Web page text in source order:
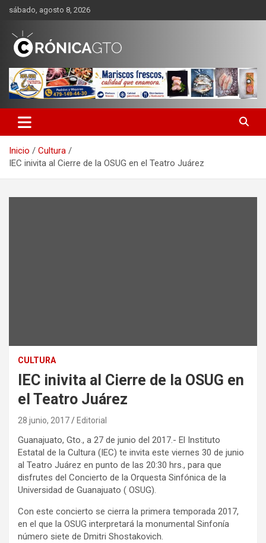
Saltar
contenido
sábado, agosto 8, 2026
CRONICA GUANAJUATO
Inicio
Cultura
IEC inivita al Cierre de la OSUG en el Teatro Juárez
CULTURA
IEC inivita al Cierre de la OSUG en
el Teatro Juárez
28 junio, 2017 Editorial
Guanajuato, Gto., a 27 de junio del 2017.- El Instituto
Estatal de la Cultura (IEC) te invita este viernes 30 de junio
al Teatro Juárez en punto de las 20:30 hrs., para que
disfrutes del Concierto de la Orquesta Sinfónica de la
Universidad de Guanajuato ( OSUG).
Con este concierto se cierra la primera temporada 2017,
en el que la OSUG interpretará la monumental Sinfonía
número siete de Dmitri Shostakovich.